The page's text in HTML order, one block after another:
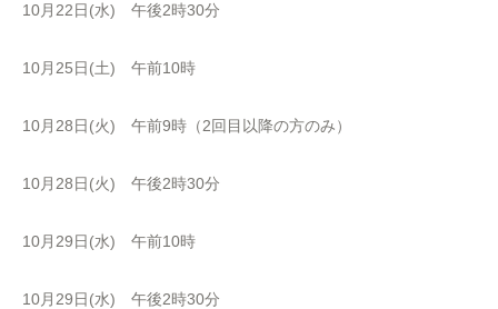
10月22日(水) 午後2時30分
10月25日(土) 午前10時
10月28日(火) 午前9時（2回目以降の方のみ）
10月28日(火) 午後2時30分
10月29日(水) 午前10時
10月29日(水) 午後2時30分